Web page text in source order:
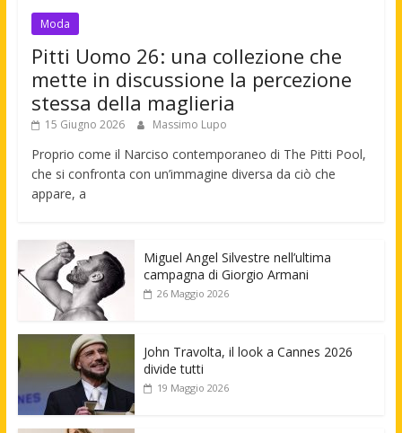
Moda
Pitti Uomo 26: una collezione che
mette in discussione la percezione
stessa della maglieria
15 Giugno 2026 Massimo Lupo
Proprio come il Narciso contemporaneo di The Pitti Pool,
che si confronta con un’immagine diversa da ciò che
appare, a
Miguel Angel Silvestre nell’ultima
campagna di Giorgio Armani
26 Maggio 2026
John Travolta, il look a Cannes 2026
divide tutti
19 Maggio 2026